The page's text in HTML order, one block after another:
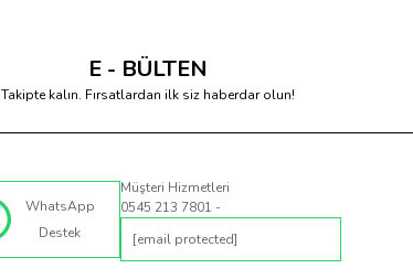
E - BÜLTEN
Takipte kalın. Fırsatlardan ilk siz haberdar olun!
WhatsApp
Destek
Müşteri Hizmetleri
0545 213 7801 -
[email protected]